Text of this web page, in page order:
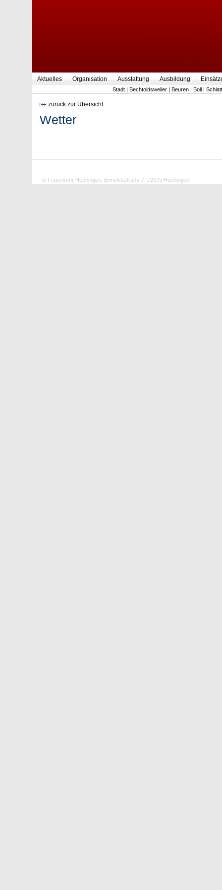
Aktuelles Organisation Ausstattung Ausbildung
Stadt | Bechtoldsweiler | Beuren | Boll | Schlatt
zurück zur Übersicht
Wetter
© Feuerwehr Hechingen, Ermelesstraße 7, 72379 Hechingen